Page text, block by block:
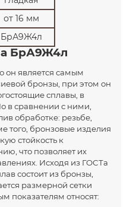
от 16 мм
БрА9Ж4л
БрА9Ж4л
он является самым
бронзы, при этом он
сплавы, в
в сравнении с ними,
обработке: резьбе,
того, бронзовые изделия
стойкость к
что позволяет их
Исходя из ГОСТа
состоит из бронзы,
размерной сетки
показателям относят: